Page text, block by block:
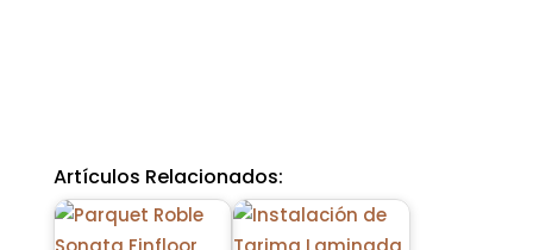
Artículos Relacionados: